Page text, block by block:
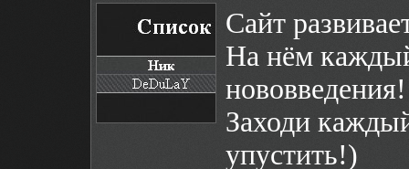
Сайт
На нём
нововведения!
Заходи
упустить!)